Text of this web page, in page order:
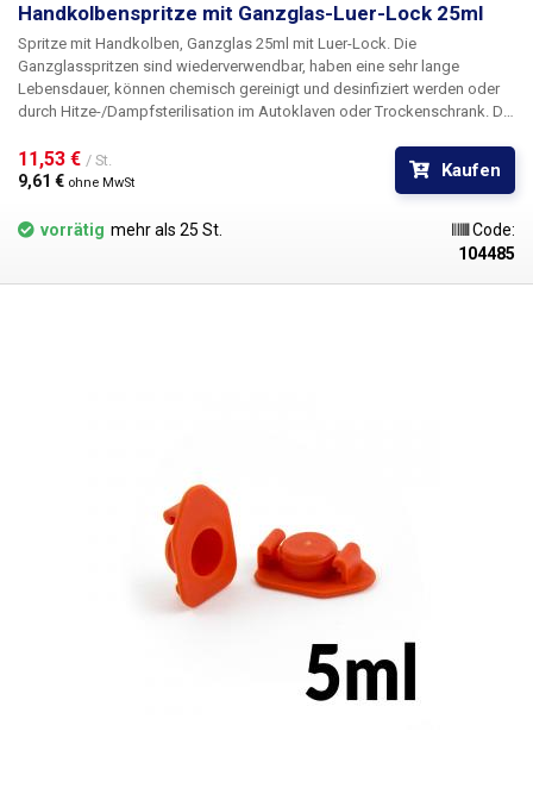
Handkolbenspritze mit Ganzglas-Luer-Lock 25ml
Spritze mit Handkolben, Ganzglas 25ml mit Luer-Lock.
Ganzglasspritzen sind wiederverwendbar, haben eine sehr lange
Lebensdauer, können chemisch gereinigt und desinfiziert werden oder
durch Hitze-/Dampfsterilisation im Autoklaven oder Trockenschrank. Die
aufgrund der glatten Wände Temperaturen bis zu 160°C ausgesetzt
werden, sie sind leicht zu reinigen, das Glas wird durch UV-Strahlung
Metallkonnektor ausgestattet, auf den verschiedene Arten von Nadeln,
Ganzglasspritzen sind nur für technische Zwecke
bestimmt und müssen vor dem ersten Gebrauch sterilisiert werden.
Packungsinhalt: Spritze 1 Stk
11,53 € / St.
9,61 € ohne MwSt
Kaufen
vorrätig mehr als 25 St.
Code:
104485